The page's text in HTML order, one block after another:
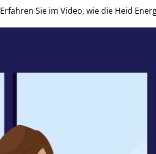
Erfahren Sie im Video, wie die Heid